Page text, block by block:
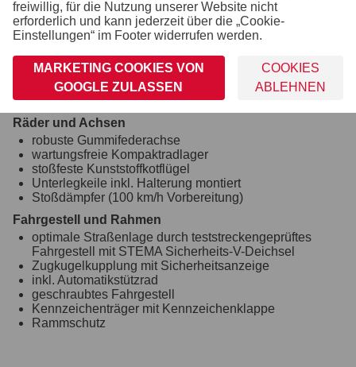
abschließbarer Drehstangenverschluss
Rangiergriff
8 Ringschrauben im Aluprofil integriert (variabel
verstellbar)
Zahlreiche Verzurrmöglichkeiten
Räder und Achsen
robuste Gummifederachse
wartungsfreie Kompaktradlager
stoßfeste Kunststoffkotflügel
Unterlegkeile inkl. Halterung montiert
Stoßdämpfer (100 km/h Vorbereitung)
Fahrgestell und Rahmen
optimale Straßenlage durch teststreckengeprüftes
Fahrgestell mit STEMA Sicherheits-V-Deichsel
Zugkugelkupplung mit Sicherheitsanzeige
inkl. Automatikstützrad
geschraubtes Fahrgestell
Kennzeichenträger mit Kennzeichenklappe
Rammschutz
freiwillig, für die Nutzung unserer Website nicht
erforderlich und kann jederzeit über die „Cookie-
Einstellungen“ im Footer widerrufen werden.
MARKETING COOKIES VON
GOOGLE ZULASSEN
COOKIES
ABLEHNEN